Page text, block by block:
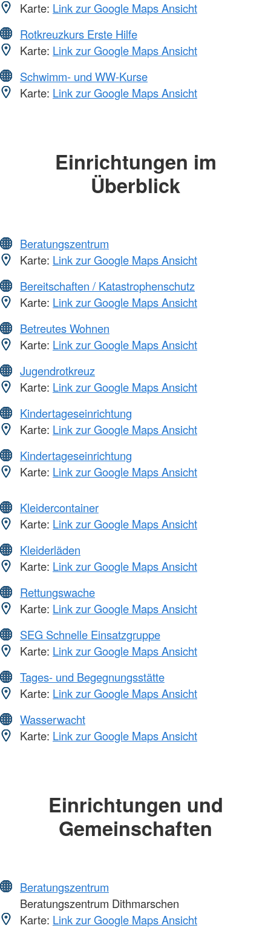
Karte: Link zur Google Maps Ansicht
Rotkreuzkurs Erste Hilfe
Karte: Link zur Google Maps Ansicht
Schwimm- und WW-Kurse
Karte: Link zur Google Maps Ansicht
Einrichtungen im
Überblick
Beratungszentrum
Karte: Link zur Google Maps Ansicht
Bereitschaften / Katastrophenschutz
Karte: Link zur Google Maps Ansicht
Betreutes Wohnen
Karte: Link zur Google Maps Ansicht
Jugendrotkreuz
Karte: Link zur Google Maps Ansicht
Kindertageseinrichtung
Karte: Link zur Google Maps Ansicht
Kindertageseinrichtung
Karte: Link zur Google Maps Ansicht
Kleidercontainer
Karte: Link zur Google Maps Ansicht
Kleiderläden
Karte: Link zur Google Maps Ansicht
Rettungswache
Karte: Link zur Google Maps Ansicht
SEG Schnelle Einsatzgruppe
Karte: Link zur Google Maps Ansicht
Tages- und Begegnungsstätte
Karte: Link zur Google Maps Ansicht
Wasserwacht
Karte: Link zur Google Maps Ansicht
Einrichtungen und
Gemeinschaften
Beratungszentrum
Beratungszentrum Dithmarschen
Karte: Link zur Google Maps Ansicht